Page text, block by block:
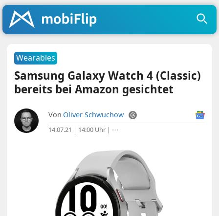
Wearables
Samsung Galaxy Watch 4 (Classic)
bereits bei Amazon gesichtet
Von Oliver Schwuchow
14.07.21 | 14:00 Uhr | ⋯